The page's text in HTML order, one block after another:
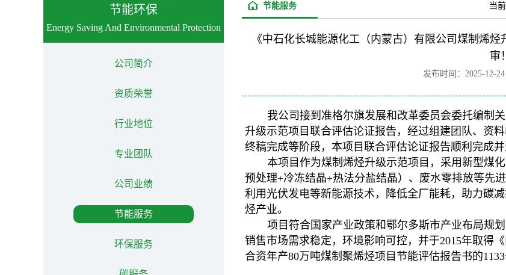
节能环保
Energy Saving And Environmental Protection
公司简介
资质荣誉
行业地位
专业团队
公司业绩
节能服务
环保服务
当
节能服务
《中石化长城能源化工（内蒙古）有限公司煤制烯
审！
发布时间：2025-12-
我公司接到准格尔旗发展和改革委员会委托编制
升级示范项目联合评估论证报告，经过组建团队、资
终稿完成等阶段，本项目联合评估论证报告顺利完成并
本项目作为煤制烯烃升级示范项目，采用新型煤
预处理+冷冻结晶+热法分盐结晶）、废水零排放等先
利用光伏发电等新能源技术，降低全厂能耗，助力碳
烃产业。
项目符合国家产业政策和鄂尔多斯市产业布局规
销售市场需求稳定，环境影响可控，并于2015年取得
合资年产80万吨煤制聚烯烃项目节能评估报告书的